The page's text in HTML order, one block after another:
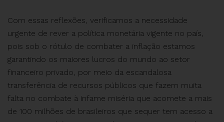
Com essas reflexões, verificamos a necessidade
urgente de rever a política monetária vigente no país,
pois sob o rótulo de combater a inflação estamos
garantindo os maiores lucros do mundo ao setor
financeiro privado, por meio da escandalosa
transferência de recursos públicos que fazem muita
falta no combate à infame miséria que acomete a mais
de 100 milhões de brasileiros que sequer tem acesso a